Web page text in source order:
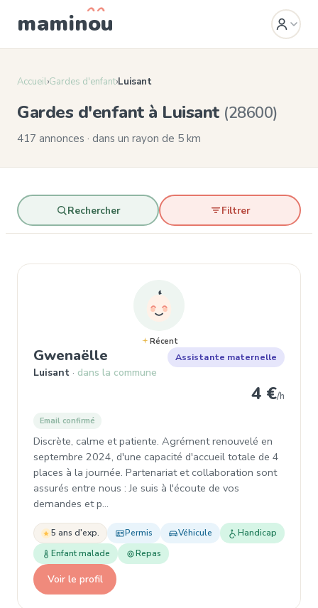
maminou
Accueil›Gardes d'enfant›Luisant
Gardes d'enfant à Luisant (28600)
417 annonces · dans un rayon de 5 km
Rechercher Filtrer
Récent
Gwenaëlle , Garde d'enfant à Luisant
Luisant dans la commune
Assistante maternelle
4 €/h
Email confirmé
Discrète, calme et patiente. Agrément renouvelé en
septembre 2024, d'une capacité d'accueil totale de 4
places à la journée. Partenariat et collaboration sont
assurés entre nous : Je suis à l'écoute de vos
demandes et p…
5 ans d'exp. Permis Véhicule
Handicap
Enfant malade
Repas
Voir le profil